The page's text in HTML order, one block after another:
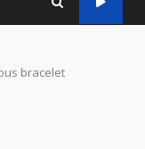
bracelet